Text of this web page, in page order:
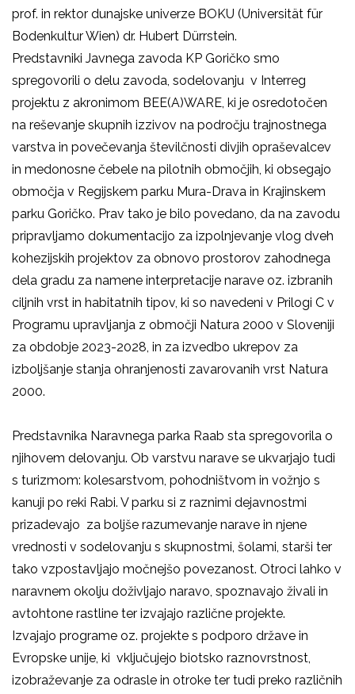
prof. in rektor dunajske univerze BOKU (Universität für
Bodenkultur Wien) dr. Hubert Dürrstein.
Predstavniki Javnega zavoda KP Goričko smo
spregovorili o delu zavoda, sodelovanju v Interreg
projektu z akronimom BEE(A)WARE, ki je osredotočen
na reševanje skupnih izzivov na področju trajnostnega
varstva in povečevanja številčnosti divjih opraševalcev
in medonosne čebele na pilotnih območjih, ki obsegajo
območja v Regijskem parku Mura-Drava in Krajinskem
parku Goričko. Prav tako je bilo povedano, da na zavodu
pripravljamo dokumentacijo za izpolnjevanje vlog dveh
kohezijskih projektov za obnovo prostorov zahodnega
dela gradu za namene interpretacije narave oz. izbranih
ciljnih vrst in habitatnih tipov, ki so navedeni v Prilogi C v
Programu upravljanja z območji Natura 2000 v Sloveniji
za obdobje 2023-2028, in za izvedbo ukrepov za
izboljšanje stanja ohranjenosti zavarovanih vrst Natura
2000.
Predstavnika Naravnega parka Raab sta spregovorila o
njihovem delovanju. Ob varstvu narave se ukvarjajo tudi
s turizmom: kolesarstvom, pohodništvom in vožnjo s
kanuji po reki Rabi. V parku si z raznimi dejavnostmi
prizadevajo za boljše razumevanje narave in njene
vrednosti v sodelovanju s skupnostmi, šolami, starši ter
tako vzpostavljajo močnejšo povezanost. Otroci lahko v
naravnem okolju doživljajo naravo, spoznavajo živali in
avtohtone rastline ter izvajajo različne projekte.
Izvajajo programe oz. projekte s podporo države in
Evropske unije, ki vključujejo biotsko raznovrstnost,
izobraževanje za odrasle in otroke ter tudi preko različnih